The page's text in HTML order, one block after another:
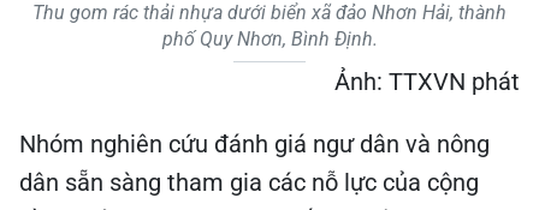
Thu gom rác thải nhựa dưới biển xã đảo Nhơn Hải, thành
phố Quy Nhơn, Bình Định.
Ảnh: TTXVN phát
Nhóm nghiên cứu đánh giá ngư dân và nông
dân sẵn sàng tham gia các nỗ lực của cộng